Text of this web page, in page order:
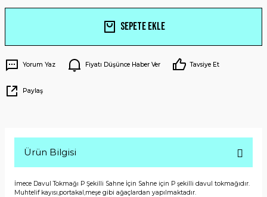
Sepete Ekle
Yorum Yaz Fiyatı Düşünce Haber Ver Tavsiye Et
Paylaş
Ürün Bilgisi
İmece Davul Tokmağı P Şekilli Sahne İçin Sahne için P şekilli davul tokmağıdır.
Muhtelif kayısı,portakal,meşe gibi ağaçlardan yapılmaktadır.